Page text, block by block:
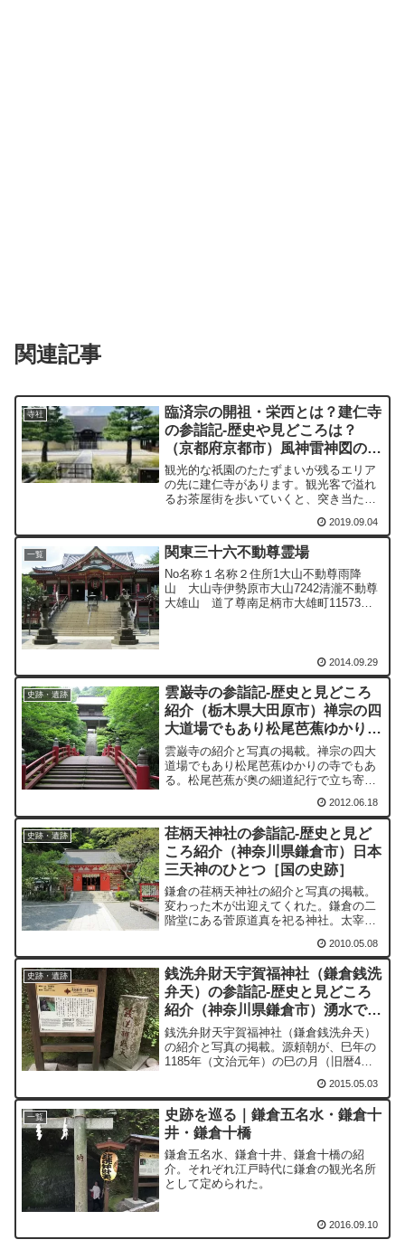
関連記事
寺社
臨済宗の開祖・栄西とは？建仁寺
の参詣記-歴史や見どころは？
（京都府京都市）風神雷神図のあ
る禅寺
観光的な祇園のたたずまいが残るエリア
の先に建仁寺があります。観光客で溢れ
るお茶屋街を歩いていくと、突き当たり
ねんさん」の名で親しまれています。
「けんねんじ」「けんねじ」とも言うそ
うです。八坂神社を参拝して...
2019.09.04
一覧 関東三十六不動尊霊場
No名称１名称２住所1大山不動尊雨降
山 大山寺伊勢原市大山7242清瀧不動尊
大雄山 道了尊南足柄市大雄町11573野
2014.09.29
史跡・遺跡
雲巌寺の参詣記-歴史と見どころ
紹介（栃木県大田原市）禅宗の四
大道場でもあり松尾芭蕉ゆかりの
寺でもある
雲巌寺の紹介と写真の掲載。禅宗の四大
道場でもあり松尾芭蕉ゆかりの寺でもあ
る。松尾芭蕉が奥の細道紀行で立ち寄っ
住職であった仏頂禅師と芭蕉の歌碑があ
る。
2012.06.18
史跡・遺跡
荏柄天神社の参詣記-歴史と見ど
ころ紹介（神奈川県鎌倉市）日本
三天神のひとつ［国の史跡］
鎌倉の荏柄天神社の紹介と写真の掲載。
変わった木が出迎えてくれた。鎌倉の二
階堂にある菅原道真を祀る神社。太宰府
2010.05.08
史跡・遺跡
銭洗弁財天宇賀福神社（鎌倉銭洗
弁天）の参詣記-歴史と見どころ
紹介（神奈川県鎌倉市）湧水でお
金を洗うと倍増する
銭洗弁財天宇賀福神社（鎌倉銭洗弁天）
の紹介と写真の掲載。源頼朝が、巳年の
1185年（文治元年）の巳の月（旧暦4
2015.05.03
一覧
史跡を巡る｜鎌倉五名水・鎌倉十
井・鎌倉十橋
鎌倉五名水、鎌倉十井、鎌倉十橋の紹
介。それぞれ江戸時代に鎌倉の観光名所
として定められた。
2016.09.10